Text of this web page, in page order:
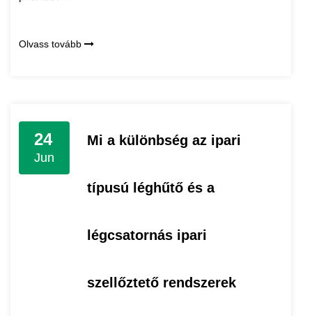
Olvass tovább
24
Jun
Mi a különbség az ipari
típusú léghűtő és a
légcsatornás ipari
szellőztető rendszerek